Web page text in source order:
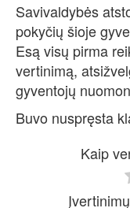
Savivaldybės
pokyčių šioje
Esą visų pirma
vertinimą,
gyventojų
Buvo nuspręsta
Kaip